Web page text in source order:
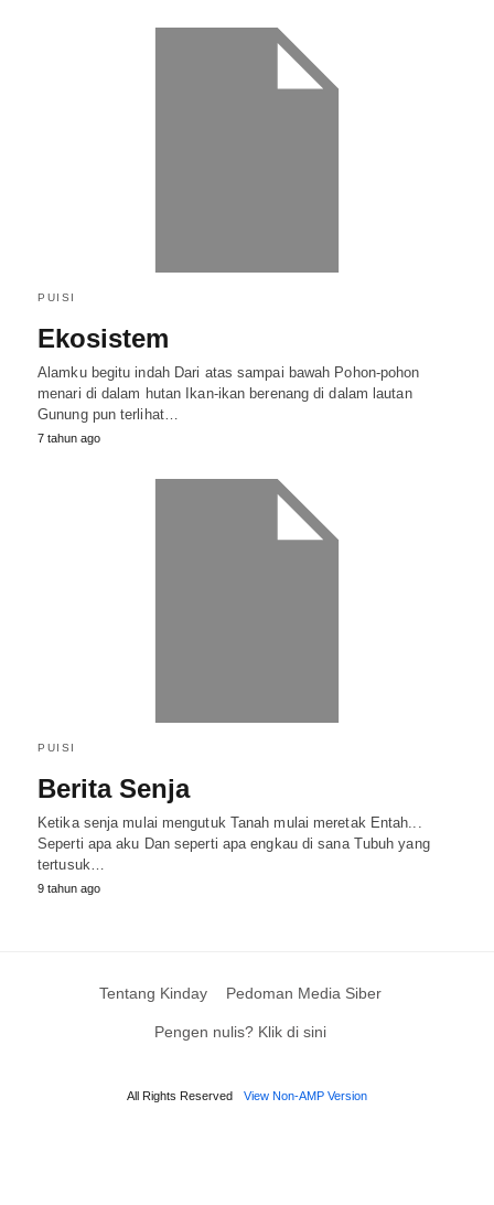
PUISI
Ekosistem
Alamku begitu indah Dari atas sampai bawah Pohon-pohon
menari di dalam hutan Ikan-ikan berenang di dalam lautan
Gunung pun terlihat…
7 tahun ago
PUISI
Berita Senja
Ketika senja mulai mengutuk Tanah mulai meretak Entah...
Seperti apa aku Dan seperti apa engkau di sana Tubuh yang
tertusuk…
9 tahun ago
Tentang Kinday Pedoman Media Siber
Pengen nulis? Klik di sini
All Rights Reserved View Non-AMP Version